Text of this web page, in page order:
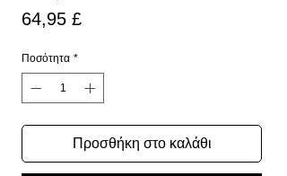
64,95 £Τιμή
Ποσότητα *
Προσθήκη στο καλάθι